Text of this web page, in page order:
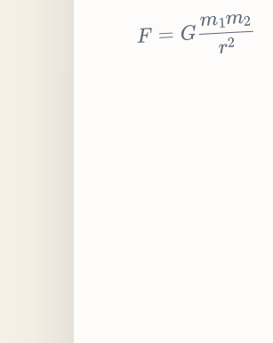
m1m2r2